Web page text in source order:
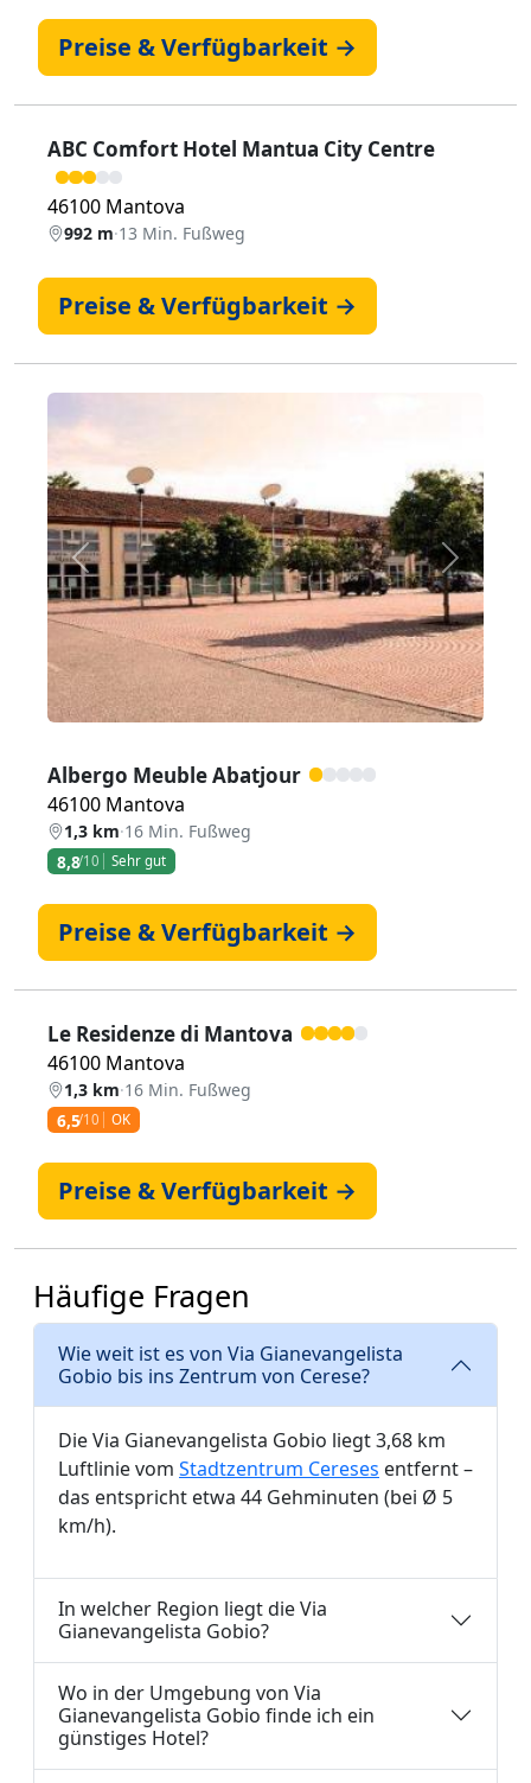
Preise & Verfügbarkeit →
ABC Comfort Hotel Mantua City Centre
46100 Mantova
992 m·13 Min. Fußweg
Preise & Verfügbarkeit →
Zurück Weiter
Albergo Meuble Abatjour
46100 Mantova
1,3 km·16 Min. Fußweg
8,8/10 Sehr gut
Preise & Verfügbarkeit →
Le Residenze di Mantova
46100 Mantova
1,3 km·16 Min. Fußweg
6,5/10 OK
Preise & Verfügbarkeit →
Häufige Fragen
Wie weit ist es von Via Gianevangelista
Gobio bis ins Zentrum von Cerese?
Die Via Gianevangelista Gobio liegt 3,68 km
Luftlinie vom Stadtzentrum Cereses entfernt –
das entspricht etwa 44 Gehminuten (bei Ø 5
km/h).
In welcher Region liegt die Via
Gianevangelista Gobio?
Wo in der Umgebung von Via
Gianevangelista Gobio finde ich ein
günstiges Hotel?